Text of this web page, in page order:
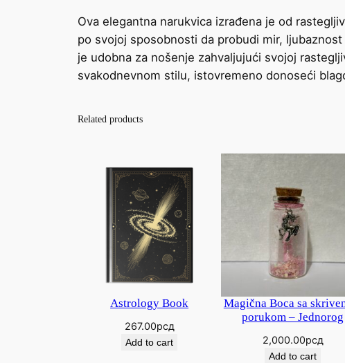
Ova elegantna narukvica izrađena je od
po svojoj sposobnosti da probudi mir,
je udobna za nošenje zahvaljujući svojoj
svakodnevnom stilu, istovremeno donoseći
Related products
Astrology Book
267.00рсд
Add to cart
Magična Boca sa
porukom – Jednorog
2,000.00рсд
Add to cart